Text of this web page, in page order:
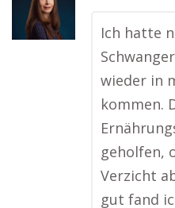
Ich hatte
wieder in
kommen.
geholfen,
Verzicht
gut fand